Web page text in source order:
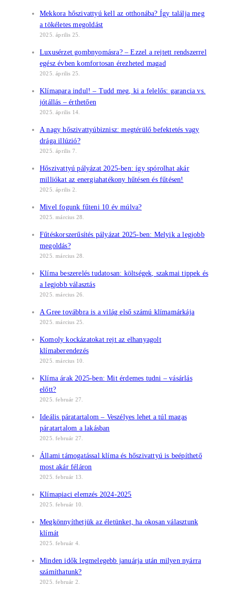
Mekkora hőszivattyú kell az otthonába? Így találja meg
a tökéletes megoldást
2025. április 25.
Luxusérzet gombnyomásra? – Ezzel a rejtett rendszerrel
egész évben komfortosan érezheted magad
2025. április 25.
Klímapara indul! – Tudd meg, ki a felelős: garancia vs.
jótállás – érthetően
2025. április 14.
A nagy hőszivattyúbiznisz: megtérülő befektetés vagy
drága illúzió?
2025. április 7.
Hőszivattyú pályázat 2025-ben: így spórolhat akár
milliókat az energiahatékony hűtésen és fűtésen!
2025. április 2.
Mivel fogunk fűteni 10 év múlva?
2025. március 28.
Fűtéskorszerűsítés pályázat 2025-ben: Melyik a legjobb
megoldás?
2025. március 28.
Klíma beszerelés tudatosan: költségek, szakmai tippek és
a legjobb választás
2025. március 26.
A Gree továbbra is a világ első számú klímamárkája
2025. március 25.
Komoly kockázatokat rejt az elhanyagolt
klímaberendezés
2025. március 10.
Klíma árak 2025-ben: Mit érdemes tudni – vásárlás
előtt?
2025. február 27.
Ideális páratartalom – Veszélyes lehet a túl magas
páratartalom a lakásban
2025. február 27.
Állami támogatással klíma és hőszivattyú is beépíthető
most akár féláron
2025. február 13.
Klímapiaci elemzés 2024-2025
2025. február 10.
Megkönnyíthetjük az életünket, ha okosan választunk
klímát
2025. február 4.
Minden idők legmelegebb januárja után milyen nyárra
számíthatunk?
2025. február 2.